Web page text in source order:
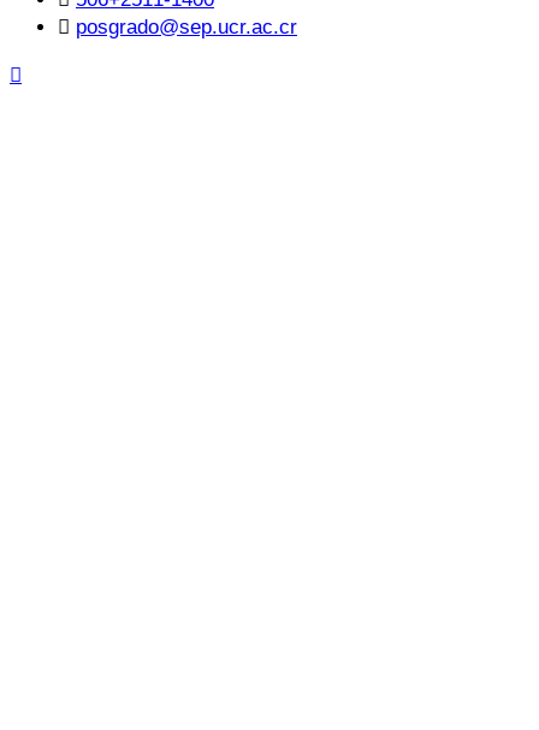
posgrado@sep.ucr.ac.cr